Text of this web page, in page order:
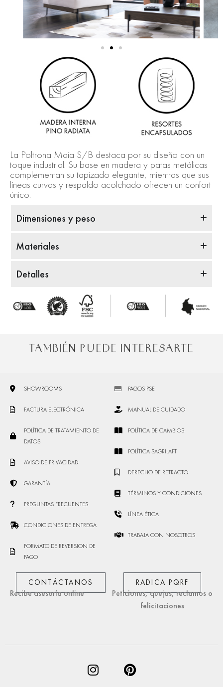
La Poltrona Maia S/B destaca por su diseño con un
toque industrial. Su base en madera y patas metálicas
complementan su tapizado elegante, mientras que sus
líneas curvas y respaldo acolchado ofrecen un confort
único.
Dimensiones y peso
Materiales
Detalles
TAMBIÉN PUEDE INTERESARTE
SHOWROOMS
FACTURA ELECTRÓNICA
POLÍTICA DE TRATAMIENTO DE
DATOS
AVISO DE PRIVACIDAD
GARANTÍA
PREGUNTAS FRECUENTES
CONDICIONES DE ENTREGA
FORMATO DE REVERSION DE
PAGO
PAGOS PSE
MANUAL DE CUIDADO
POLÍTICA DE CAMBIOS
POLÍTICA SAGRILAFT
DERECHO DE RETRACTO
TÉRMINOS Y CONDICIONES
LÍNEA ÉTICA
TRABAJA CON NOSOTROS
CONTÁCTANOS
Recibe asesoría online
RADICA PQRF
Peticiones, quejas, reclamos o
felicitaciones